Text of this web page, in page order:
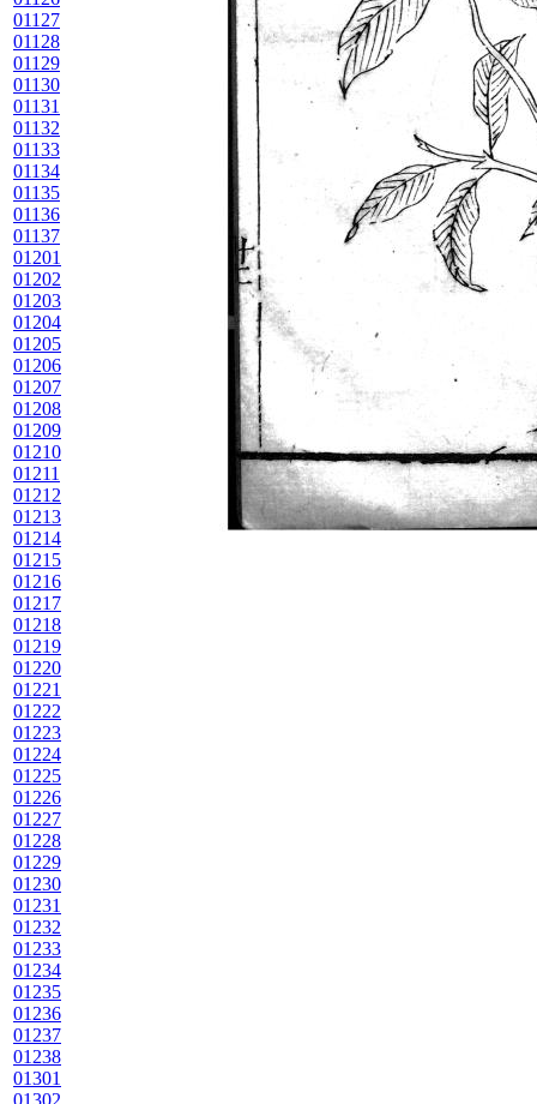
01127
01128
01129
01130
01131
01132
01133
01134
01135
01136
01137
01201
01202
01203
01204
01205
01206
01207
01208
01209
01210
01211
01212
01213
01214
01215
01216
01217
01218
01219
01220
01221
01222
01223
01224
01225
01226
01227
01228
01229
01230
01231
01232
01233
01234
01235
01236
01237
01238
01301
01302